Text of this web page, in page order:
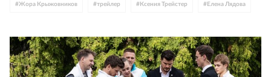
# Жора Крыжовников #трейлер # Ксения Трейстер # Елена Лядова
Виталий Кищенко